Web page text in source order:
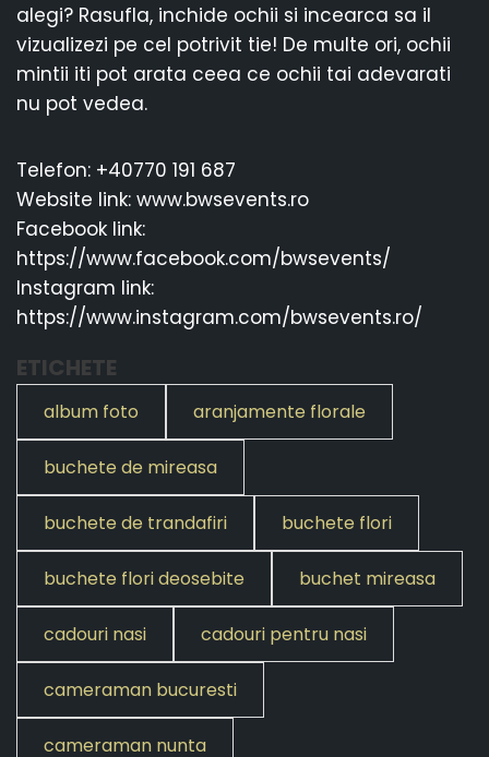
alegi? Rasufla, inchide ochii si incearca sa il
vizualizezi pe cel potrivit tie! De multe ori, ochii
mintii iti pot arata ceea ce ochii tai adevarati
nu pot vedea.
Telefon: +40770 191 687
Website link: www.bwsevents.ro
Facebook link:
https://www.facebook.com/bwsevents/
Instagram link:
https://www.instagram.com/bwsevents.ro/
ETICHETE
album foto aranjamente florale
buchete de mireasa
buchete de trandafiri buchete flori
buchete flori deosebite buchet mireasa
cadouri nasi cadouri pentru nasi
cameraman bucuresti
cameraman nunta